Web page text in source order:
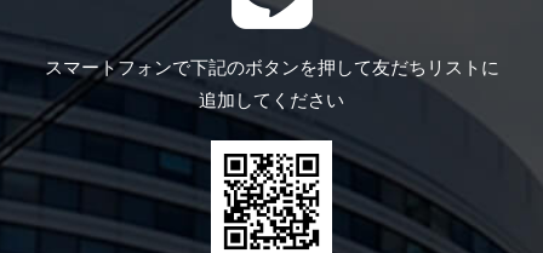
スマートフォンで下記のボタンを押して友だちリストに
追加してください